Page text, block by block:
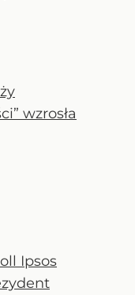
wzrosła
Ipsos